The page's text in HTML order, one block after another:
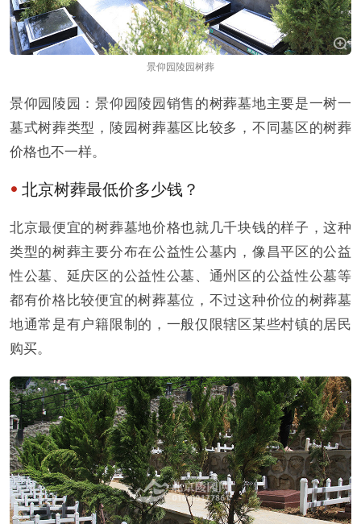
景仰园陵园树葬
景仰园陵园：景仰园陵园销售的树葬墓地主要是一树一
墓式树葬类型，陵园树葬墓区比较多，不同墓区的树葬
价格也不一样。
北京树葬最低价多少钱？
北京最便宜的树葬墓地价格也就几千块钱的样子，这种
类型的树葬主要分布在公益性公墓内，像昌平区的公益
性公墓、延庆区的公益性公墓、通州区的公益性公墓等
都有价格比较便宜的树葬墓位，不过这种价位的树葬墓
地通常是有户籍限制的，一般仅限辖区某些村镇的居民
购买。